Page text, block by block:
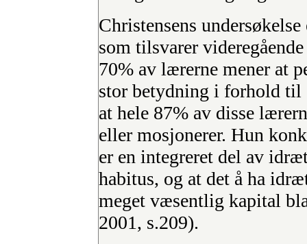
Christensens
som tilsvarer
70% av lærerne mener at
stor betydning i forhold til
at hele 87% av disse
eller mosjonerer. Hun
er en integreret del av
habitus, og at det å ha
meget væsentlig kapital
2001, s.209).